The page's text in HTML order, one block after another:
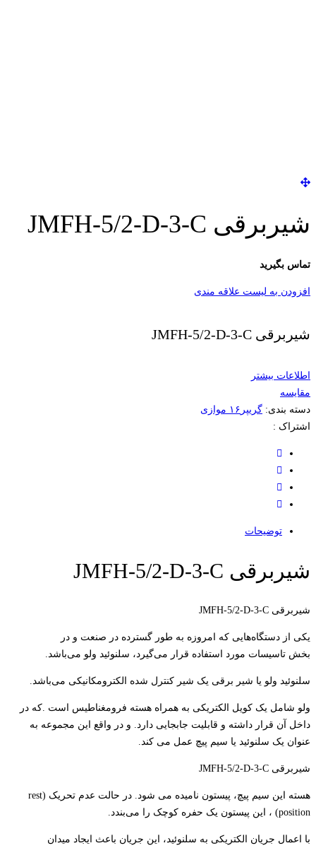
شیربرقی JMFH-5/2-D-3-C
تماس بگیرید
افزودن به لیست علاقه مندی
شیربرقی JMFH-5/2-D-3-C
اطلاعات بیشتر
مقایسه
دسته بندی: گریپر۱۶ موازی
اشتراک :
توضیحات
شیربرقی JMFH-5/2-D-3-C
شیربرقی JMFH-5/2-D-3-C
یکی از دستگاه‌هایی که امروزه به طور گسترده در صنعت و در
بخش تاسیسات مورد استفاده قرار می‌گیرد، سلنوئید ولو می‌باشد.
سلنوئید ولو یا شیر برقی یک شیر کنترل شده الکترومکانیکی می‌باشد.
ولو شامل یک کویل الکتریکی به همراه هسته فرومغناطیس است .که در
داخل آن قرار داشته و قابلیت جابجایی دارد. و در واقع این مجموعه به
عنوان یک سلنوئید یا سیم پیچ عمل می کند.
شیربرقی JMFH-5/2-D-3-C
هسته این سیم پیچ، پیستون نامیده می شود. در حالت عدم تحریک (rest
position) ، این پیستون یک حفره کوچک را می‌بندد.
با اعمال جریان الکتریکی به سلنوئید، این جریان باعث ایجاد میدان